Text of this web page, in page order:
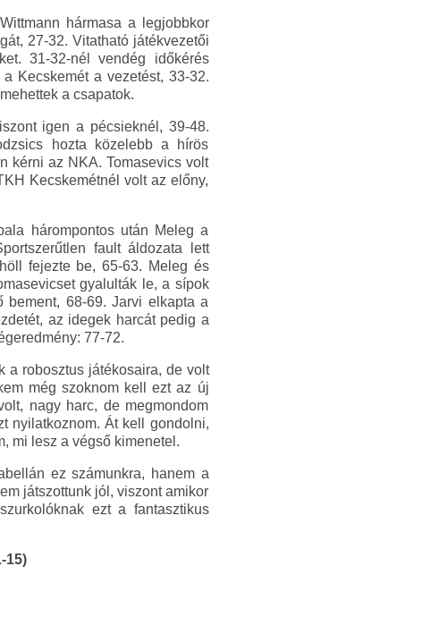
hármasa a legjobbkor
27-32. Vitatható játékvezetői
31-32-nél vendég időkérés
Kecskemét a vezetést, 33-32.
a csapatok.
igen a pécsieknél, 39-48.
hozta közelebb a hírös
kérni az NKA. Tomasevics volt
Kecskemétnél volt az előny,
hárompontos után Meleg a
fault áldozata lett
fejezte be, 65-63. Meleg és
gyalulták le, a sípok
bement, 68-69. Jarvi elkapta a
az idegek harcát pedig a
77-72.
a robosztus játékosaira, de volt
még szoknom kell ezt az új
nagy harc, de megmondom
nyilatkoznom. Át kell gondolni,
mi lesz a végső kimenetel.
ez számunkra, hanem a
játszottunk jól, viszont amikor
ezt a fantasztikus
15)